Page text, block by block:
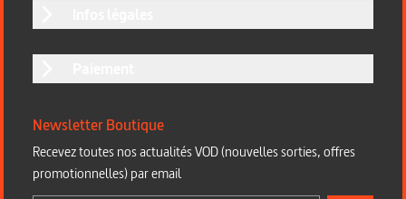
Newsletter Boutique
Recevez toutes nos actualités VOD (nouvelles sorties, offres
promotionnelles) par email